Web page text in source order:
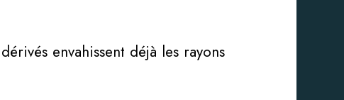
envahissent déjà les rayons